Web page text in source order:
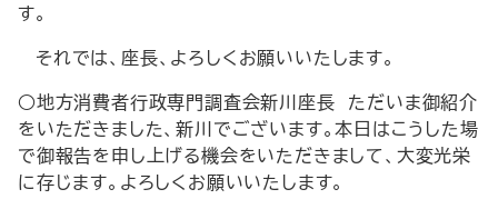
す。
それでは、座長、よろしくお願いいたします。
○地方消費者行政専門調査会新川座長 ただいま御紹介
をいただきました、新川でございます。本日はこうした場
で御報告を申し上げる機会をいただきまして、大変光栄
に存じます。よろしくお願いいたします。